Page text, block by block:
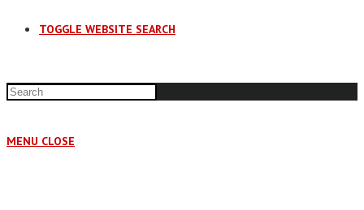
TOGGLE WEBSITE SEARCH
MENU CLOSE